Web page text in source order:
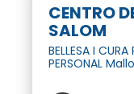
CENTRO
SALOM
BELLESA I
PERSONAL